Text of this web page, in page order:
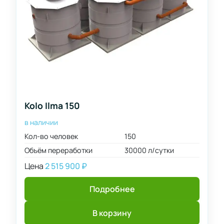
12000
л/
сутки
15000
сутки
л/
сутки
40000
л/
сутки
л/
Kolo Ilma 150
в наличии
Кол-во человек
150
Объём переработки
30000 л/сутки
Цена2 515 900 ₽
Подробнее
В корзину